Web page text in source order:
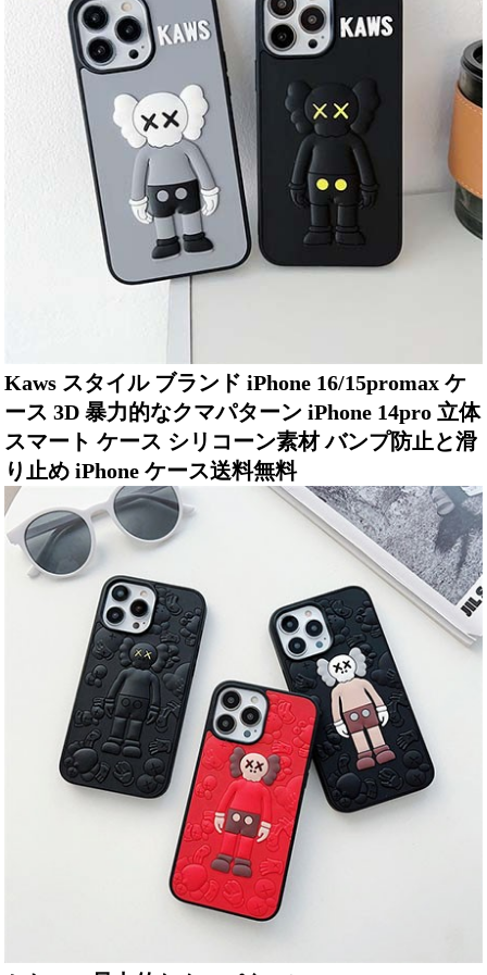
Kaws スタイル ブランド iPhone 16/15promax ケ
ース 3D 暴力的なクマパターン iPhone 14pro 立体
スマート ケース シリコーン素材 バンプ防止と滑
り止め iPhone ケース送料無料